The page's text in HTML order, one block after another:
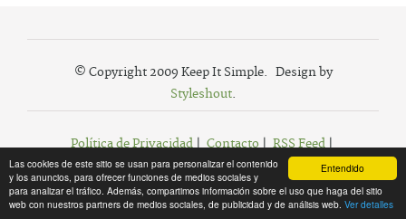
Entendido
Las cookies de este sitio se usan para personalizar el contenido
y los anuncios, para ofrecer funciones de medios sociales y
para analizar el tráfico. Además, compartimos información sobre el uso que haga del sitio
web con nuestros partners de medios sociales, de publicidad y de análisis web. Ver detalles
© Copyright 2009 Keep It Simple. Design by
Styleshout.
Política de Privacidad| Contacto| RSS Feed|
Agregar a Favoritos